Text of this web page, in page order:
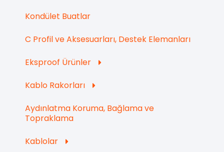
Kondület Buatlar
C Profil ve Aksesuarları, Destek Elemanları
Eksproof Ürünler
Kablo Rakorları
Aydınlatma Koruma, Bağlama ve
Topraklama
Kablolar